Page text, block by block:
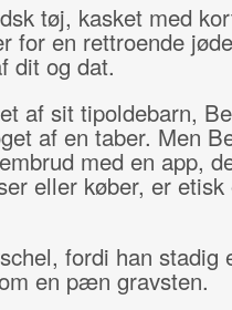
tøj, kasket med
for en rettroende
dit og dat.
af sit tipoldebarn,
af en taber. Men
med en app,
eller køber, er etisk
fordi han stadig
en pæn gravsten.